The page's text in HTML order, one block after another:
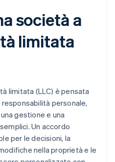
società a
limitata
limitata (LLC) è pensata
personale,
gestione e una
Un accordo
per le decisioni, la
nella proprietà e le